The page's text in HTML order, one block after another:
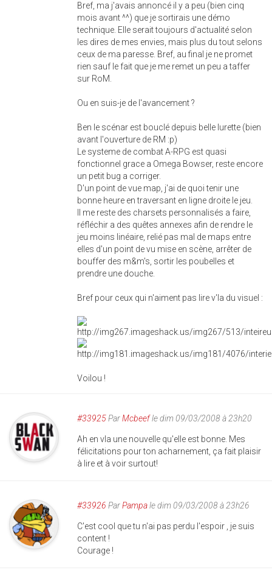
Bref, ma j'avais annoncé il y a peu (bien cinq
mois avant ^^) que je sortirais une démo
technique. Elle serait toujours d'actualité selon
les dires de mes envies, mais plus du tout selons
ceux de ma paresse. Bref, au final je ne promet
rien sauf le fait que je me remet un peu a taffer
sur RoM.
Ou en suis-je de l'avancement ?
Ben le scénar est bouclé depuis belle lurette (bien
avant l'ouverture de RM :p)
Le systeme de combat A-RPG est quasi
fonctionnel grace a Omega Bowser, reste encore
un petit bug a corriger.
D'un point de vue map, j'ai de quoi tenir une
bonne heure en traversant en ligne droite le jeu.
Il me reste des charsets personnalisés a faire,
réfléchir a des quêtes annexes afin de rendre le
jeu moins linéaire, relié pas mal de maps entre
elles d'un point de vu mise en scène, arrêter de
bouffer des m&m's, sortir les poubelles et
prendre une douche.
Bref pour ceux qui n'aiment pas lire v'la du visuel :
Voilou !
#33925ParMcbeefle dim 09/03/2008 à 23h20
Ah en vla une nouvelle qu'elle est bonne. Mes
félicitations pour ton acharnement, ça fait plaisir
à lire et à voir surtout!
#33926 ParPampale dim 09/03/2008 à 23h26
C'est cool que tu n'ai pas perdu l'espoir , je suis
content !
Courage !